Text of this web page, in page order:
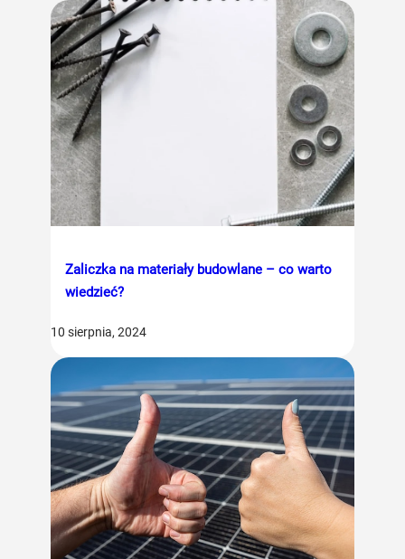
Zaliczka na materiały budowlane – co warto
wiedzieć?
10 sierpnia, 2024